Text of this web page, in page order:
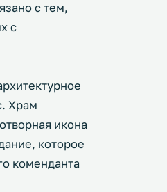
с тем,
с
Храм
икона
которое
коменданта